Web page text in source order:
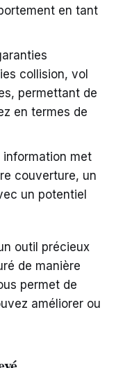
en tant
collision, vol
permettant de
en termes de
information met
couverture, un
un potentiel
outil précieux
de manière
permet de
améliorer ou